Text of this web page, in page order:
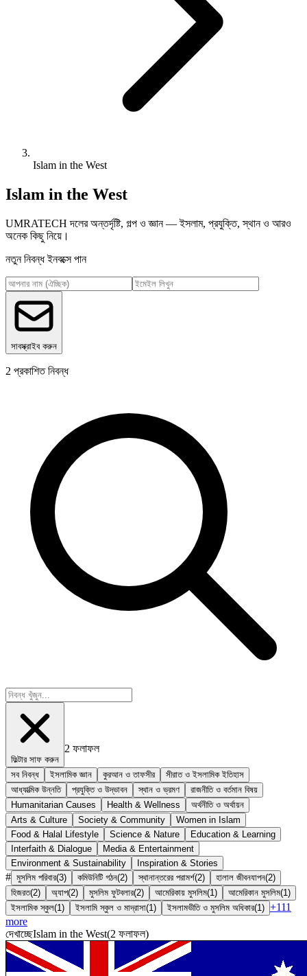
Islam in the West
Islam in the West
UMRATECH দলের অন্তর্দৃষ্টি, গল্প ও জ্ঞান — ইসলাম, প্রযুক্তি, স্থান ও আরও
অনেক কিছু নিয়ে।
নতুন নিবন্ধ ইনবক্সে পান
সাবস্ক্রাইব করুন
2 প্রকাশিত নিবন্ধ
ফিল্টার সাফ করুন
2 ফলাফল
সব নিবন্ধ ইসলামিক জ্ঞান কুরআন ও তাফসীর
সীরাত ও ইসলামিক ইতিহাস
আধ্যাত্মিক উন্নতি
প্রযুক্তি ও উদ্ভাবন স্থান ও ভ্রমণ
রাজনীতি ও বর্তমান বিষয়
Humanitarian Causes
Health & Wellness
অর্থনীতি ও অর্থায়ন
Arts & Culture
Society & Community
Women in Islam
Food & Halal Lifestyle
Science & Nature
Education & Learning
Interfaith & Dialogue
Media & Entertainment
Environment & Sustainability
Inspiration & Stories
# মুসলিম পরিবার(3) কমিউনিটি গঠন(2) স্থানান্তরের পরামর্শ(2) হালাল জীবনযাপন(2)
হিজরত(2) অ্যাপ(2) মুসলিম ফুটবলার(2) আমেরিকায় মুসলিম(1 ) আমেরিকান মুসলিম(1 )
ইসলামিক স্কুল(1 ) ইসলামি স্কুল ও মাদ্রাসা(1 ) ইসলামভীতি ও মুসলিম অধিকার(1 ) +111
more
দেখাচ্ছেIslam in the West(2 ফলাফল)